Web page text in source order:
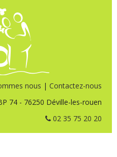
nous | Contactez-nous
74 - 76250 Déville-les-rouen
02 35 75 20 20